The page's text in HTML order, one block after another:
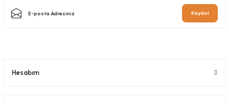
Stok Kodu 0307 Kaydol
Hesabım